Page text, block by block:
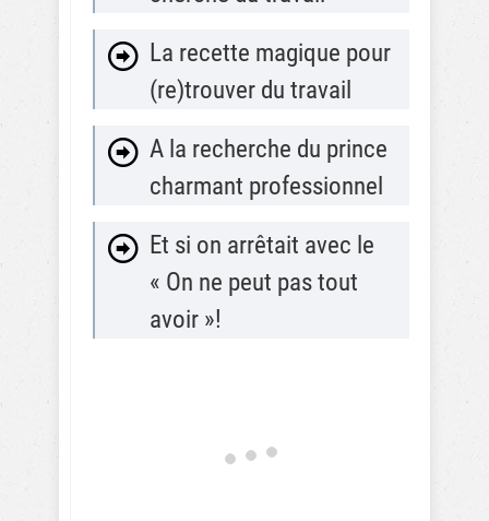
La recette magique pour
(re)trouver du travail
A la recherche du prince
charmant professionnel
Et si on arrêtait avec le
« On ne peut pas tout
avoir »!
0 comments